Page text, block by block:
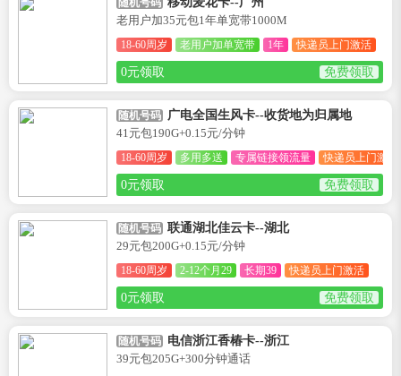
随机号码
老用户加35元包1年单宽带1000M
18-60周岁 老用户加单宽带 1年 快递员上门激活
0元领取 免费领取
随机号码 广电全国生风卡--收货地为归属地
41元包190G+0.15元/分钟
18-60周岁 多用多送 专属链接领流量 快递员上门激活
0元领取 免费领取
随机号码 联通湖北佳云卡--湖北
29元包200G+0.15元/分钟
18-60周岁 2-12个月29 长期39 快递员上门激活
0元领取 免费领取
随机号码 电信浙江香椿卡--浙江
39元包205G+300分钟通话